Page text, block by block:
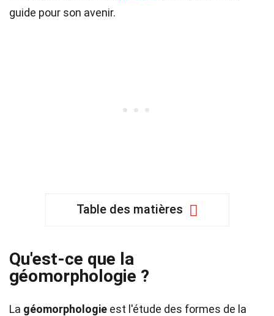
guide pour son avenir.
Table des matières
Qu'est-ce que la
géomorphologie ?
La géomorphologie est l'étude des formes de la